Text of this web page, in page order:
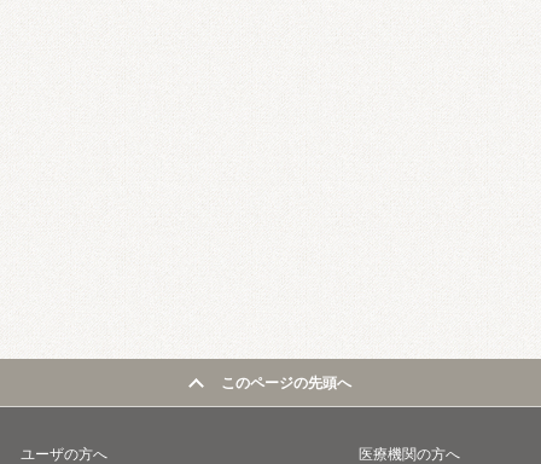
このページの先頭へ
ユーザの方へ 医療機関の方へ